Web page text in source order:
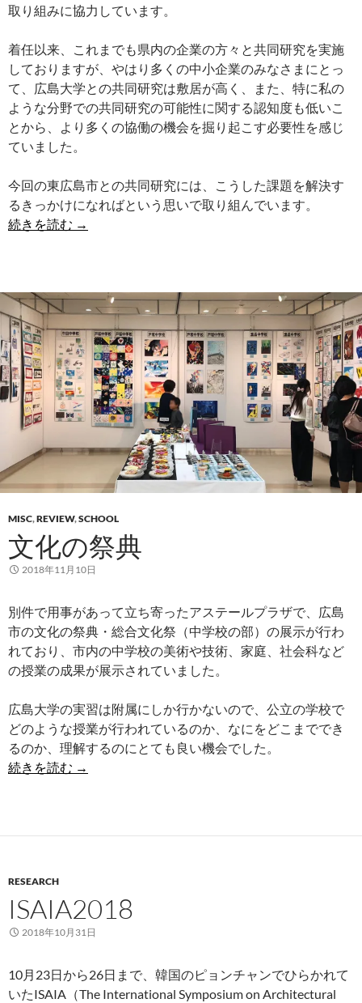
取り組みに協力しています。
着任以来、これまでも県内の企業の方々と共同研究を実施
しておりますが、やはり多くの中小企業のみなさまにとっ
て、広島大学との共同研究は敷居が高く、また、特に私の
ような分野での共同研究の可能性に関する認知度も低いこ
とから、より多くの協働の機会を掘り起こす必要性を感じ
ていました。
今回の東広島市との共同研究には、こうした課題を解決す
るきっかけになればという思いで取り組んでいます。
続きを読む 東広島市との共同研究
→
MISC,REVIEW,SCHOOL
文化の祭典
2018年11月10日
別件で用事があって立ち寄ったアステールプラザで、広島
市の文化の祭典・総合文化祭（中学校の部）の展示が行わ
れており、市内の中学校の美術や技術、家庭、社会科など
の授業の成果が展示されていました。
広島大学の実習は附属にしか行かないので、公立の学校で
どのような授業が行われているのか、なにをどこまででき
るのか、理解するのにとても良い機会でした。
続きを読む 文化の祭典
→
RESEARCH
ISAIA2018
2018年10月31日
10月23日から26日まで、韓国のピョンチャンでひらかれて
いたISAIA（The International Symposium on Architectural